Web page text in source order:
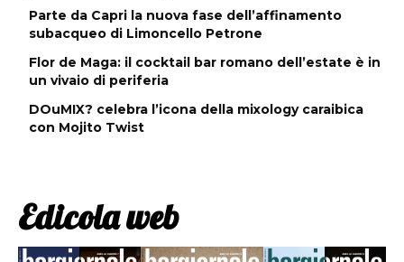
Parte da Capri la nuova fase dell’affinamento
subacqueo di Limoncello Petrone
Flor de Maga: il cocktail bar romano dell’estate è in
un vivaio di periferia
DOuMIX? celebra l’icona della mixology caraibica
con Mojito Twist
Edicola web